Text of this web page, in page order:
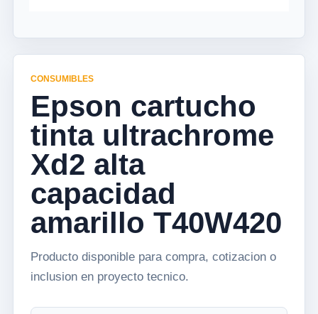
CONSUMIBLES
Epson cartucho
tinta ultrachrome
Xd2 alta
capacidad
amarillo T40W420
Producto disponible para compra, cotizacion o
inclusion en proyecto tecnico.